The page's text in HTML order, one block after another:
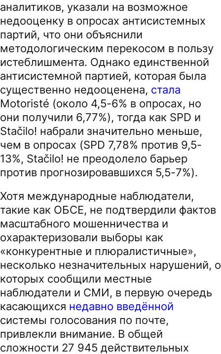
аналитиков, указали на возможное
недооценку в опросах антисистемных
партий, что они объяснили
методологическим перекосом в пользу
истеблишмента. Однако единственной
антисистемной партией, которая была
существенно недооценена, стала
Motoristé (около 4,5-6% в опросах, но
они получили 6,77%), тогда как SPD и
Stačilo! набрали значительно меньше,
чем в опросах (SPD 7,78% против 9,5-
13%, Stačilo! не преодолело барьер
против прогнозировавшихся 5,5-7%).
Хотя международные наблюдатели,
такие как ОБСЕ, не подтвердили фактов
масштабного мошенничества и
охарактеризовали выборы как
«конкурентные и плюралистичные»,
несколько незначительных нарушений, о
которых сообщили местные
наблюдатели и СМИ, в первую очередь
касающихся недавно введённой
системы голосования по почте,
привлекли внимание. В общей
сложности 27 945 действительных